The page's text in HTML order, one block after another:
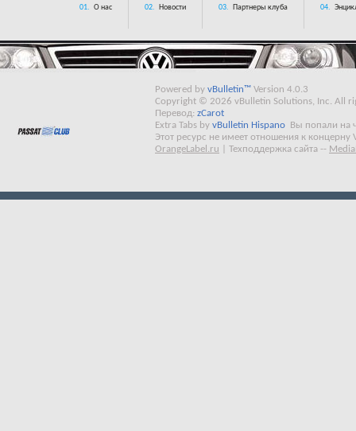
01. О нас 02. Новости 03. Партнеры клуба 04.
Powered by vBulletin™ Version 4.0.3
Copyright © 2026 vBulletin Solutions, Inc. All
Перевод: zCarot
Extra Tabs by vBulletin Hispano
Вы попали на
Этот ресурс не имеет отношения к концерну
OrangeLabel.ru
Техподдержка сайта --